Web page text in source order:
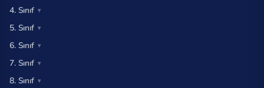
4. Sınıf
5. Sınıf
6. Sınıf
7. Sınıf
8. Sınıf